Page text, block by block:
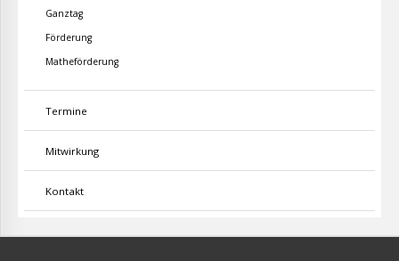
Ganztag
Förderung
Matheförderung
Termine
Mitwirkung
Kontakt